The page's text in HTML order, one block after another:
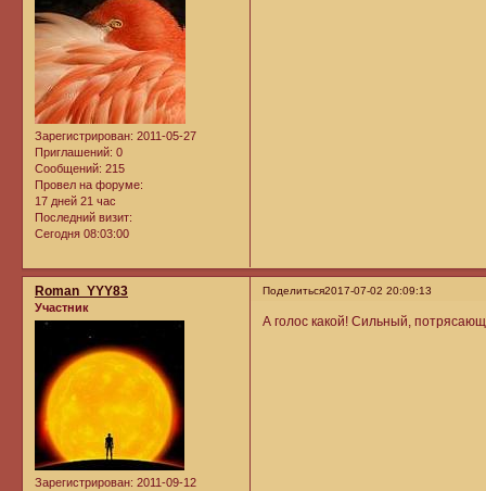
Зарегистрирован: 2011-05-27
Приглашений: 0
Сообщений: 215
Провел на форуме:
17 дней 21 час
Последний визит:
Сегодня 08:03:00
Поделиться2017-07-02 20:09:13
Roman_YYY83
Участник
Зарегистрирован: 2011-09-12
А голос какой! Сильный,